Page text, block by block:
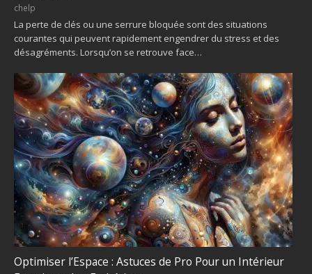
chelp
La perte de clés ou une serrure bloquée sont des situations
courantes qui peuvent rapidement engendrer du stress et des
désagréments. Lorsqu’on se retrouve face…
Optimiser l’Espace : Astuces de Pro Pour un Intérieur